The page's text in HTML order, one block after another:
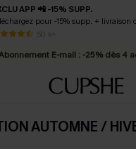
APP 📲 -15% SUPP.
pour -15% supp. + livraison
50 k+
* Livraison éclair 2-3 jours
Abonnement E-mail : -25% dès 4
AUTOMNE /